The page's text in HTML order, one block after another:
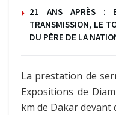
21 ANS APRÈS :
TRANSMISSION, LE
DU PÈRE DE LA
La prestation de
Expositions de
km de Dakar devant